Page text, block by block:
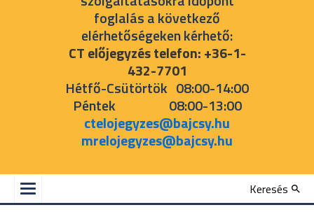
foglalás a következő
elérhetőségeken kérhető:
CT előjegyzés telefon: +36-1-
432-7701
Hétfő-Csütörtök 08:00-14:00
Péntek 08:00-13:00
ctelojegyzes@bajcsy.hu
mrelojegyzes@bajcsy.hu
Keresés